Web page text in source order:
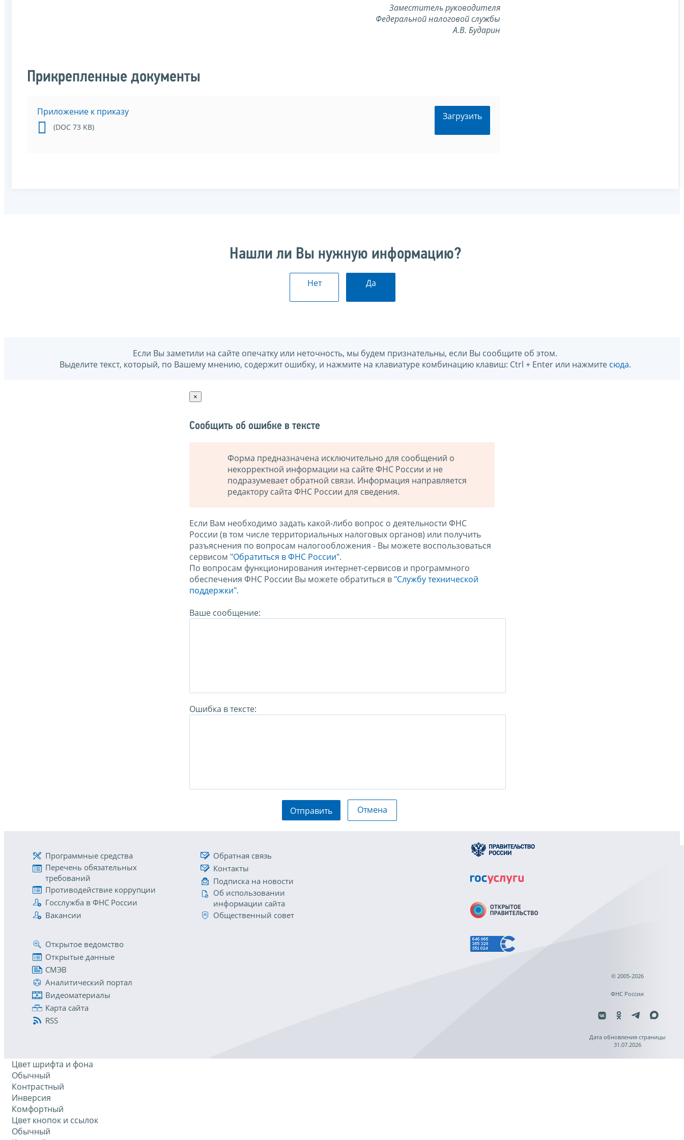
Заместитель руководителя
Федеральной налоговой службы
А.В. Бударин
Прикрепленные документы
Приложение к приказу
(DOC 73 KB)
Загрузить
Нашли ли Вы нужную информацию?
Нет Да
Если Вы заметили на сайте опечатку или неточность, мы будем признательны, если Вы сообщите об этом.
Выделите текст, который, по Вашему мнению, содержит ошибку, и нажмите на клавиатуре комбинацию клавиш: Ctrl + Enter или нажмите сюда.
×
Сообщить об ошибке в тексте
Форма предназначена исключительно для сообщений о
некорректной информации на сайте ФНС России и не
подразумевает обратной связи. Информация направляется
редактору сайта ФНС России для сведения.
Если Вам необходимо задать какой-либо вопрос о деятельности ФНС
России (в том числе территориальных налоговых органов) или получить
разъяснения по вопросам налогообложения - Вы можете воспользоваться
сервисом "Обратиться в ФНС России".
По вопросам функционирования интернет-сервисов и программного
обеспечения ФНС России Вы можете обратиться в "Службу технической
поддержки".
Ваше сообщение:
Ошибка в тексте:
Отправить Отмена
Программные средства
Перечень обязательных
требований
Противодействие коррупции
Госслужба в ФНС России
Вакансии
Обратная связь
Контакты
Подписка на новости
Об использовании
информации сайта
Общественный совет
Открытое ведомство
Открытые данные
СМЭВ
Аналитический портал
Видеоматериалы
Карта сайта
RSS
© 2005-2026
ФНС России
Дата обновления страницы
31.07.2026
Цвет шрифта и фона
Обычный
Контрастный
Инверсия
Комфортный
Цвет кнопок и ссылок
Обычный